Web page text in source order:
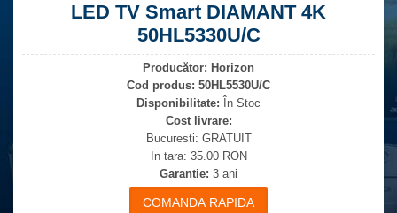
LED TV Smart DIAMANT 4K
50HL5330U/C
Producător: Horizon
Cod produs: 50HL5530U/C
Disponibilitate: În Stoc
Cost livrare:
Bucuresti: GRATUIT
In tara: 35.00 RON
Garantie: 3 ani